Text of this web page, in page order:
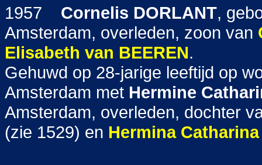
1957 Cornelis DORLANT,
Amsterdam, overleden, zoon van
Elisabeth van BEEREN.
Gehuwd op 28-jarige leeftijd op
Amsterdam met Hermine
Amsterdam, overleden, dochter
(zie 1529) en Hermina Catharina